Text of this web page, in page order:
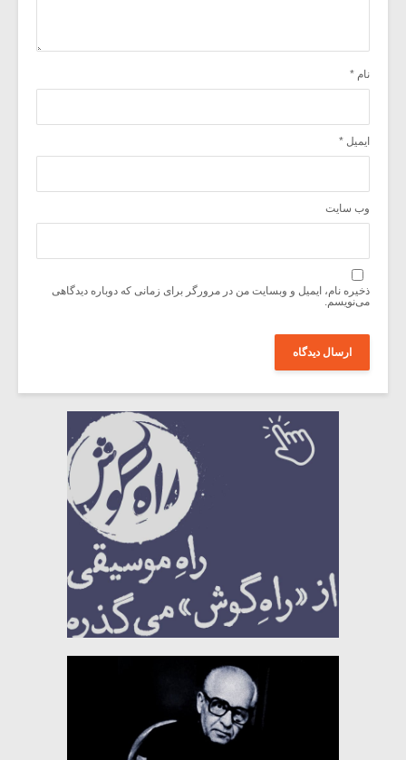
نام *
ایمیل *
وب‌ سایت
ذخیره نام، ایمیل و وبسایت من در مرورگر برای زمانی که دوباره دیدگاهی
می‌نویسم.